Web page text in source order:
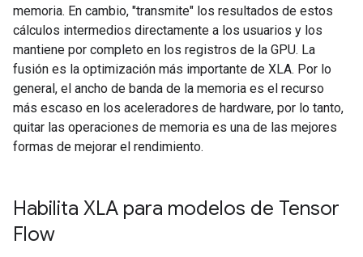
memoria. En cambio, "transmite" los resultados de estos
cálculos intermedios directamente a los usuarios y los
mantiene por completo en los registros de la GPU. La
fusión es la optimización más importante de XLA. Por lo
general, el ancho de banda de la memoria es el recurso
más escaso en los aceleradores de hardware, por lo tanto,
quitar las operaciones de memoria es una de las mejores
formas de mejorar el rendimiento.
Habilita XLA para modelos de Tensor
Flow